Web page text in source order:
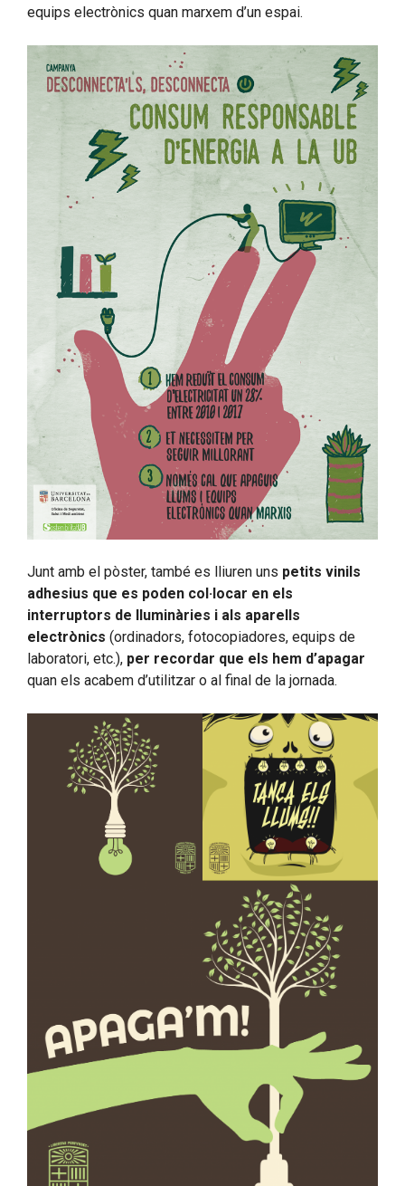
equips electrònics quan marxem d’un espai.
Junt amb el pòster, també es lliuren uns petits vinils
adhesius que es poden col·locar en els
interruptors de lluminàries i als aparells
electrònics (ordinadors, fotocopiadores, equips de
laboratori, etc.), per recordar que els hem d’apagar
quan els acabem d’utilitzar o al final de la jornada.